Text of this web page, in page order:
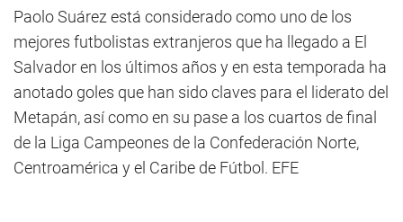
Paolo Suárez está considerado como uno de los
mejores futbolistas extranjeros que ha llegado a El
Salvador en los últimos años y en esta temporada ha
anotado goles que han sido claves para el liderato del
Metapán, así como en su pase a los cuartos de final
de la Liga Campeones de la Confederación Norte,
Centroamérica y el Caribe de Fútbol. EFE